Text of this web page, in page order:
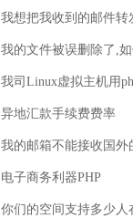
我想把我收到的邮件转
我的文件被误删除了,
我司Linux虚拟主机用
异地汇款手续费费率
我的邮箱不能接收国
电子商务利器PHP
你们的空间支持多少